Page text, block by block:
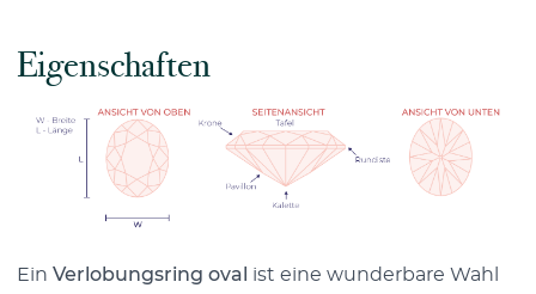
Eigenschaften
Ein Verlobungsring oval
ist eine wunderbare Wahl